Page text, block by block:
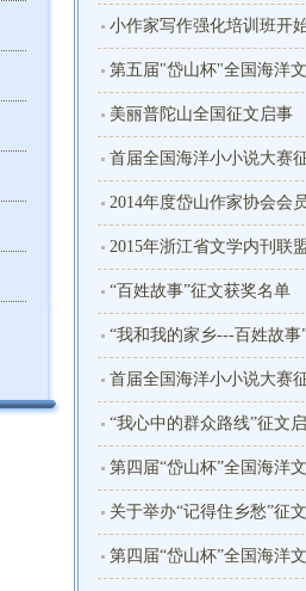
小作家写作强化培训班开
第五届"岱山杯"全国海洋
美丽普陀山全国征文启事
首届全国海洋小小说大赛
2014年度岱山作家协会会
2015年浙江省文学内刊联
“百姓故事”征文获奖名单
“我和我的家乡---百姓故事
首届全国海洋小小说大赛
“我心中的群众路线”征文
第四届“岱山杯”全国海洋
关于举办“记得住乡愁”征
第四届“岱山杯”全国海洋